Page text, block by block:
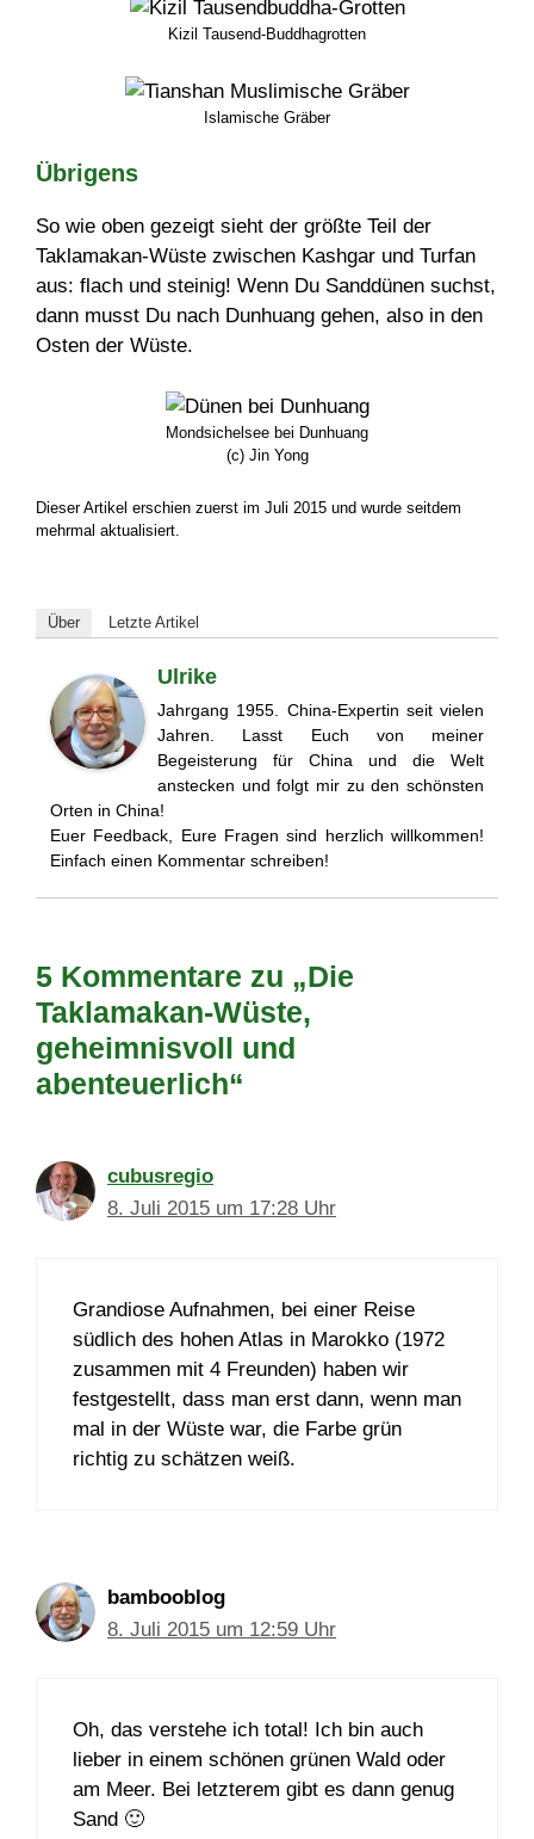
Kizil Tausend-Buddhagrotten
Islamische Gräber
Übrigens
So wie oben gezeigt sieht der größte Teil der
Taklamakan-Wüste zwischen Kashgar und Turfan
aus: flach und steinig! Wenn Du Sanddünen suchst,
dann musst Du nach Dunhuang gehen, also in den
Osten der Wüste.
Mondsichelsee bei Dunhuang
(c) Jin Yong
Dieser Artikel erschien zuerst im Juli 2015 und wurde seitdem
mehrmal aktualisiert.
Über Letzte Artikel
Ulrike
Jahrgang 1955. China-Expertin seit vielen
Jahren. Lasst Euch von meiner
Begeisterung für China und die Welt
anstecken und folgt mir zu den schönsten
Orten in China!
Euer Feedback, Eure Fragen sind herzlich willkommen!
Einfach einen Kommentar schreiben!
5 Kommentare zu „Die
Taklamakan-Wüste,
geheimnisvoll und
abenteuerlich“
cubusregio
8. Juli 2015 um 17:28 Uhr
Grandiose Aufnahmen, bei einer Reise
südlich des hohen Atlas in Marokko (1972
zusammen mit 4 Freunden) haben wir
festgestellt, dass man erst dann, wenn man
mal in der Wüste war, die Farbe grün
richtig zu schätzen weiß.
bambooblog
8. Juli 2015 um 12:59 Uhr
Oh, das verstehe ich total! Ich bin auch
lieber in einem schönen grünen Wald oder
am Meer. Bei letzterem gibt es dann genug
Sand 🙂